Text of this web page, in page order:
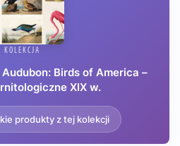
KOLEKCJA
Birds of America –
XIX w.
produkty z tej kolekcji